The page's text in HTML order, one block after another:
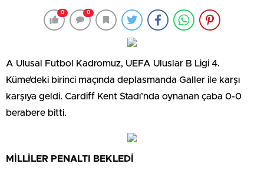
0 0
A Ulusal Futbol Kadromuz, UEFA Uluslar B Ligi 4.
Küme’deki birinci maçında deplasmanda Galler ile karşı
karşıya geldi. Cardiff Kent Stadı’nda oynanan çaba 0-0
berabere bitti.
MİLLİLER PENALTI BEKLEDİ